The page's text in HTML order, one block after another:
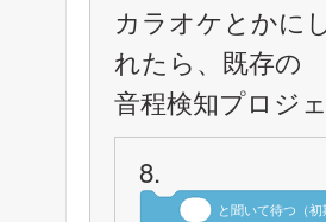
カラオケとかに
れたら、既存の
音程検知プロジ
8.
と聞いて待つ（